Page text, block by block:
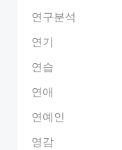
연구분석
연기
연습
연애
연예인
영감